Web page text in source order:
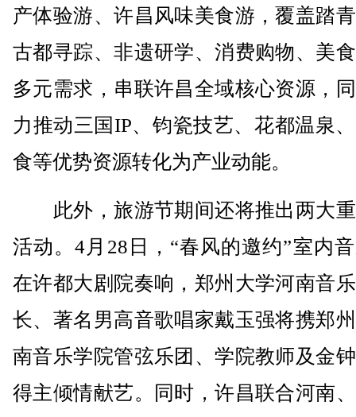
产体验游、许昌风味美食游，覆盖踏
古都寻踪、非遗研学、消费购物、美
多元需求，串联许昌全域核心资源，
力推动三国IP、钧瓷技艺、花都温泉
食等优势资源转化为产业动能。
此外，旅游节期间还将推出两大
活动。4月28日，“春风的邀约”室内
在许都大剧院奏响，郑州大学河南音
长、著名男高音歌唱家戴玉强将携郑
南音乐学院管弦乐团、学院教师及金
得主倾情献艺。同时，许昌联合河南